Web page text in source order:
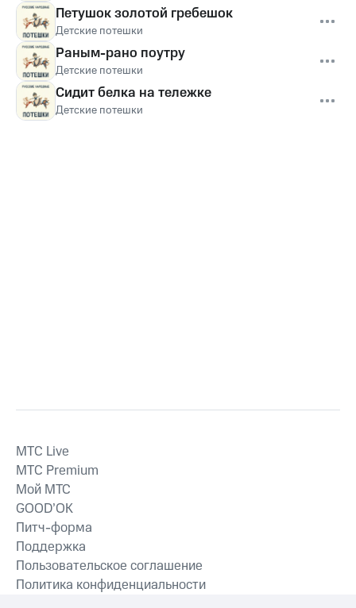
Петушок золотой гребешок
Детские потешки
Раным-рано поутру
Детские потешки
Сидит белка на тележке
Детские потешки
MTС Live
MTС Premium
Мой МТС
GOOD’OK
Питч-форма
Поддержка
Пользовательское соглашение
Политика конфиденциальности